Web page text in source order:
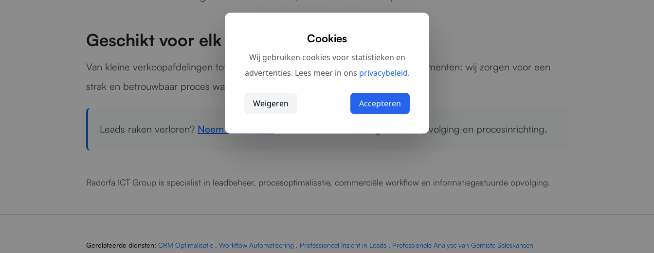
Geschikt voor elk commercieel team
Van kleine verkoopafdelingen tot grotere organisaties met meerdere contactmomenten: wij zorgen voor een
strak en betrouwbaar proces waarin kansen sneller worden opgepakt.
Leads raken verloren? Neem contact op voor directe verbetering van uw opvolging en procesinrichting.
Radorfa ICT Group is specialist in leadbeheer, procesoptimalisatie, commerciële workflow en informatiegestuurde opvolging.
Gerelateerde diensten: CRM Optimalisatie , Workflow Automatisering , Professioneel Inzicht in Leads , Professionele Analyse van Gemiste Saleskansen
Cookies
Wij gebruiken cookies voor statistieken en
advertenties. Lees meer in ons privacybeleid.
Weigeren Accepteren